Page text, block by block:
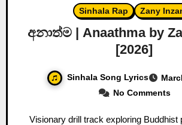
Sinhala Rap Zany
අනාත්ම | Anaathma by
[2026]
Sinhala Song Lyrics
No Comments
Visionary drill track exploring Buddhist philosophy and